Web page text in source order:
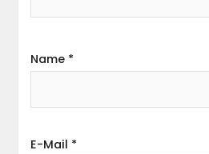
Name *
E-Mail *